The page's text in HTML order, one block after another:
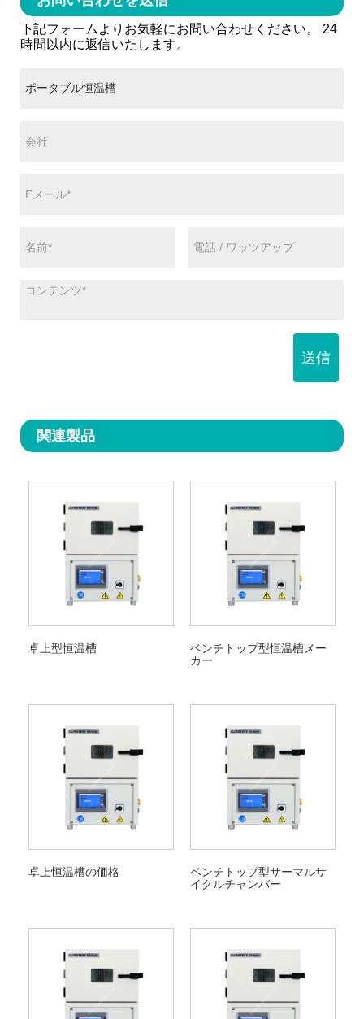
下記フォームよりお気軽にお問い合わせください。 24
時間以内に返信いたします。
送信
関連製品
卓上型恒温槽
ベンチトップ型恒温槽メー
カー
卓上恒温槽の価格
ベンチトップ型サーマルサ
イクルチャンバー